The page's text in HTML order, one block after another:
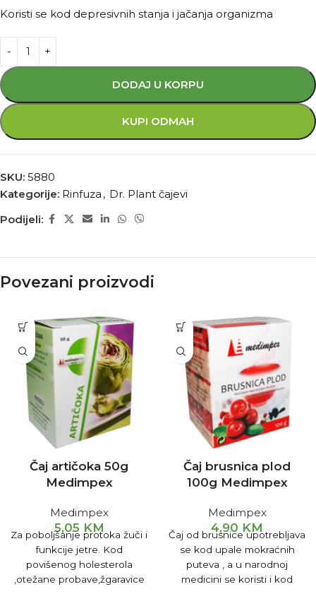
Koristi se kod depresivnih stanja i jačanja organizma
DODAJ U KORPU
KUPI ODMAH
SKU: 5880
Kategorije: Rinfuza , Dr. Plant čajevi
Podijeli:
Povezani proizvodi
Čaj artičoka 50g
Medimpex
Medimpex
5,05 KM
Za poboljšanje protoka žuči i
funkcije jetre. Kod
povišenog holesterola
,otežane probave,žgaravice
Čaj brusnica plod
100g Medimpex
Medimpex
4,90 KM
Čaj od brusnice upotrebljava
se kod upale mokraćnih
puteva , a u narodnoj
medicini se koristi i kod